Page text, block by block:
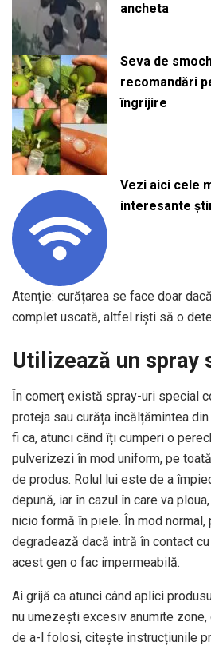
ancheta
Seva de
recomandări
îngrijire
Vezi aici cele
interesante
Atenție: curățarea se face doar
complet uscată, altfel riști să o
Utilizează un spray
În comerț există spray-uri special
proteja sau curăța încălțămintea
fi ca, atunci când îți cumperi o
pulverizezi în mod uniform, pe
de produs. Rolul lui este de a
depună, iar în cazul în care va
nicio formă în piele. În mod
degradează dacă intră în contact
acest gen o fac impermeabilă.
Ai grijă ca atunci când aplici
nu umezești excesiv anumite
de a-l folosi, citește instrucțiunile